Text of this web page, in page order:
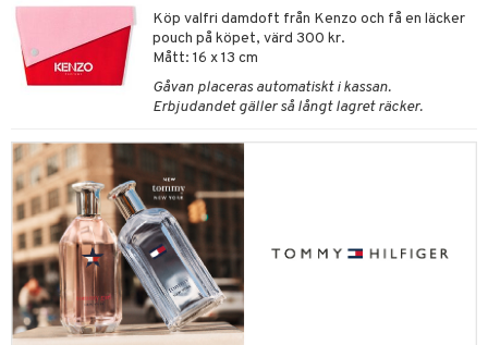
Köp valfri damdoft från Kenzo och få en läcker
pouch på köpet, värd 300 kr.
Mått: 16 x 13 cm
Gåvan placeras automatiskt i kassan.
Erbjudandet gäller så långt lagret räcker.